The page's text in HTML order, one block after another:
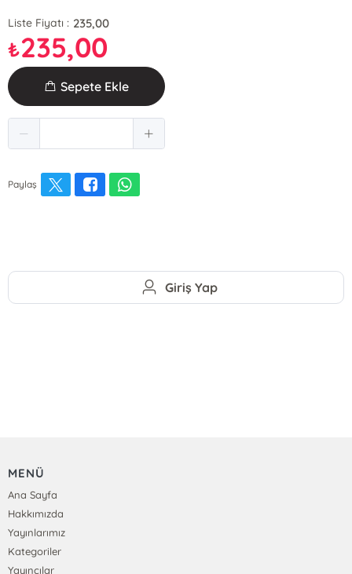
Liste Fiyatı : 235,00
₺235,00
Sepete Ekle
Paylaş
Giriş Yap
MENÜ
Ana Sayfa
Hakkımızda
Yayınlarımız
Kategoriler
Yayıncılar